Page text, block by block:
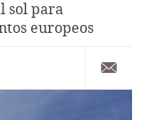
sol para
europeos